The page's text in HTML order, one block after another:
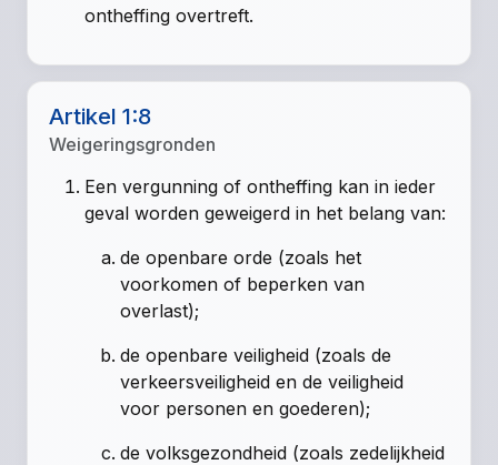
ontheffing overtreft.
Artikel 1:8
Weigeringsgronden
Een vergunning of ontheffing kan in ieder
geval worden geweigerd in het belang van:
de openbare orde (zoals het
voorkomen of beperken van
overlast);
de openbare veiligheid (zoals de
verkeersveiligheid en de veiligheid
voor personen en goederen);
de volksgezondheid (zoals zedelijkheid